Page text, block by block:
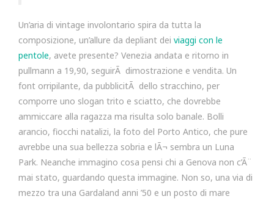
Un’aria di vintage involontario spira da tutta la
composizione, un’allure da depliant dei viaggi con le
pentole, avete presente? Venezia andata e ritorno in
pullmann a 19,90, seguirÃ dimostrazione e vendita. Un
font orripilante, da pubblicitÃ dello stracchino, per
comporre uno slogan trito e sciatto, che dovrebbe
ammiccare alla ragazza ma risulta solo banale. Bolli
arancio, fiocchi natalizi, la foto del Porto Antico, che pure
avrebbe una sua bellezza sobria e lÃ¬ sembra un Luna
Park. Neanche immagino cosa pensi chi a Genova non c’Ã¨
mai stato, guardando questa immagine. Non so, una via di
mezzo tra una Gardaland anni ’50 e un posto di mare